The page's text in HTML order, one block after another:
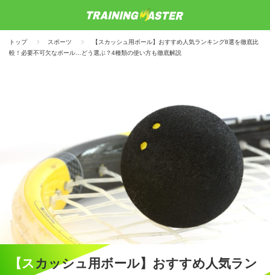
トップ スポーツ
【スカッシュ用ボール】おすすめ人気ランキング8選を徹底比
較！必要不可欠なボール…どう選ぶ？4種類の使い方も徹底解説
【スカッシュ用ボール】おすすめ人気ラン